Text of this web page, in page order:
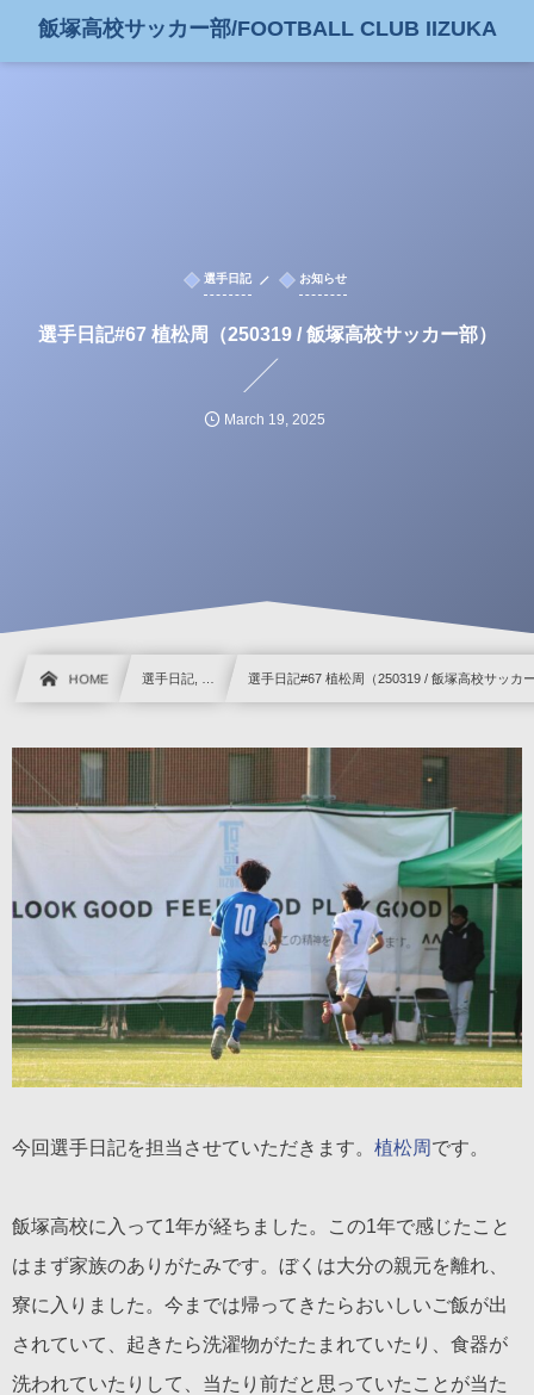
飯塚高校サッカー部/FOOTBALL CLUB IIZUKA
選手日記 お知らせ
選手日記#67 植松周（250319 / 飯塚高校サッカー部）
March 19, 2025
HOME 選手日記, … 選手日記#67 植松周（250319 / 飯塚高校サッカ
今回選手日記を担当させていただきます。 植松周 です。
飯塚高校に入って1年が経ちました。この1年で感じたこと
はまず家族のありがたみです。ぼくは大分の親元を離れ、
寮に入りました。今までは帰ってきたらおいしいご飯が出
されていて、起きたら洗濯物がたたまれていたり、食器が
洗われていたりして、当たり前だと思っていたことが当た